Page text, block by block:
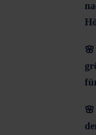
🌸
🌸